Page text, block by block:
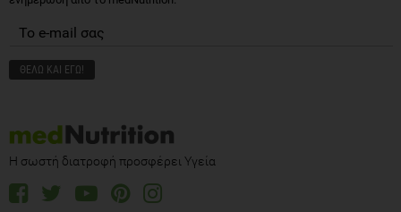
Η σωστή διατροφή προσφέρει Υγεία